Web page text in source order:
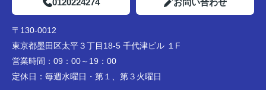
〒130-0012
東京都墨田区太平３丁目18-5 千代津ビル １F
営業時間： 09：00～19：00
定休日： 毎週水曜日・第１、第３火曜日